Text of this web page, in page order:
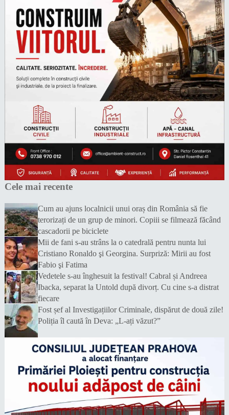
Cele mai recente
Cum au ajuns localnicii unui oraș din România să fie
terorizați de un grup de minori. Copiii se filmează făcând
cascadorii pe biciclete
Mii de fani s-au strâns la o catedrală pentru nunta lui
Cristiano Ronaldo şi Georgina. Surpriză: Mirii au fost
Fabio şi Fatima
Vedetele s-au înghesuit la festival! Cabral și Andreea
Ibacka, separat la Untold după divorț. Cu cine s-a distrat
fiecare
Fost șef al Investigațiilor Criminale, dispărut de două zile!
Poliția îl caută în Deva: „L-ați văzut?”